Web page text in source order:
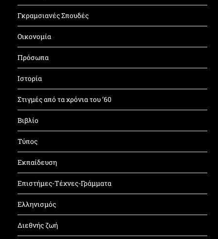
Γκραμσιανές Σπουδές
Οικονομία
Πρόσωπα
Ιστορία
Στιγμές από τα χρόνια του ’60
Βιβλίο
Τύπος
Εκπαίδευση
Επιστήμες-Τέχνες-Γράμματα
Ελληνισμός
Διεθνής ζωή